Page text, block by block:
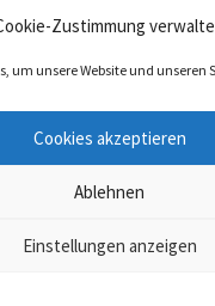
Zustimmung
um unsere Website und unseren
Cookies akzeptieren
Ablehnen
Einstellungen anzeigen
(EU)
Twitter